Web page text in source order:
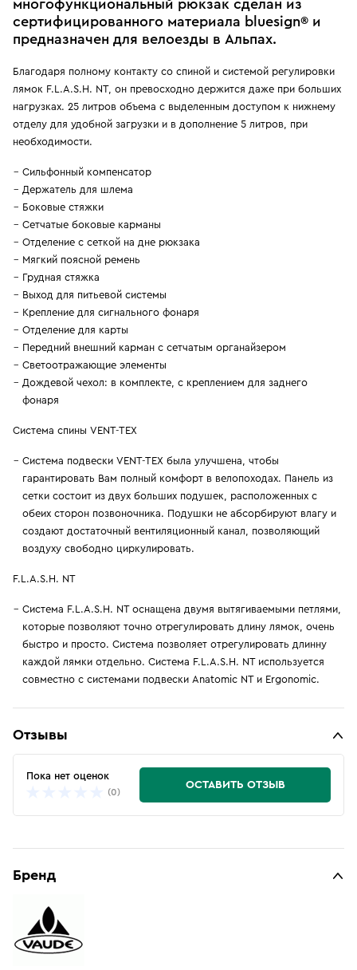
многофункциональный рюкзак сделан из
сертифицированного материала bluesign® и
предназначен для велоезды в Альпах.
Благодаря полному контакту со спиной и системой регулировки
лямок F.L.A.S.H. NT, он превосходно держится даже при больших
нагрузках. 25 литров объема с выделенным доступом к нижнему
отделу для удобной загрузки и в дополнение 5 литров, при
необходимости.
Сильфонный компенсатор
Держатель для шлема
Боковые стяжки
Сетчатые боковые карманы
Отделение с сеткой на дне рюкзака
Мягкий поясной ремень
Грудная стяжка
Выход для питьевой системы
Крепление для сигнального фонаря
Отделение для карты
Передний внешний карман с сетчатым органайзером
Светоотражающие элементы
Дождевой чехол: в комплекте, с креплением для заднего
фонаря
Система спины VENT-TEX
Система подвески VENT-TEX была улучшена, чтобы
гарантировать Вам полный комфорт в велопоходах. Панель из
сетки состоит из двух больших подушек, расположенных с
обеих сторон позвоночника. Подушки не абсорбируют влагу и
создают достаточный вентиляционный канал, позволяющий
воздуху свободно циркулировать.
F.L.A.S.H. NT
Cистема F.L.A.S.H. NT оснащена двумя вытягиваемыми петлями,
которые позволяют точно отрегулировать длину лямок, очень
быстро и просто. Система позволяет отрегулировать длинну
каждой лямки отдельно. Система F.L.A.S.H. NT используется
совместно с системами подвески Anatomic NT и Ergonomic.
Отзывы
Пока нет оценок
(0)
ОСТАВИТЬ ОТЗЫВ
Бренд